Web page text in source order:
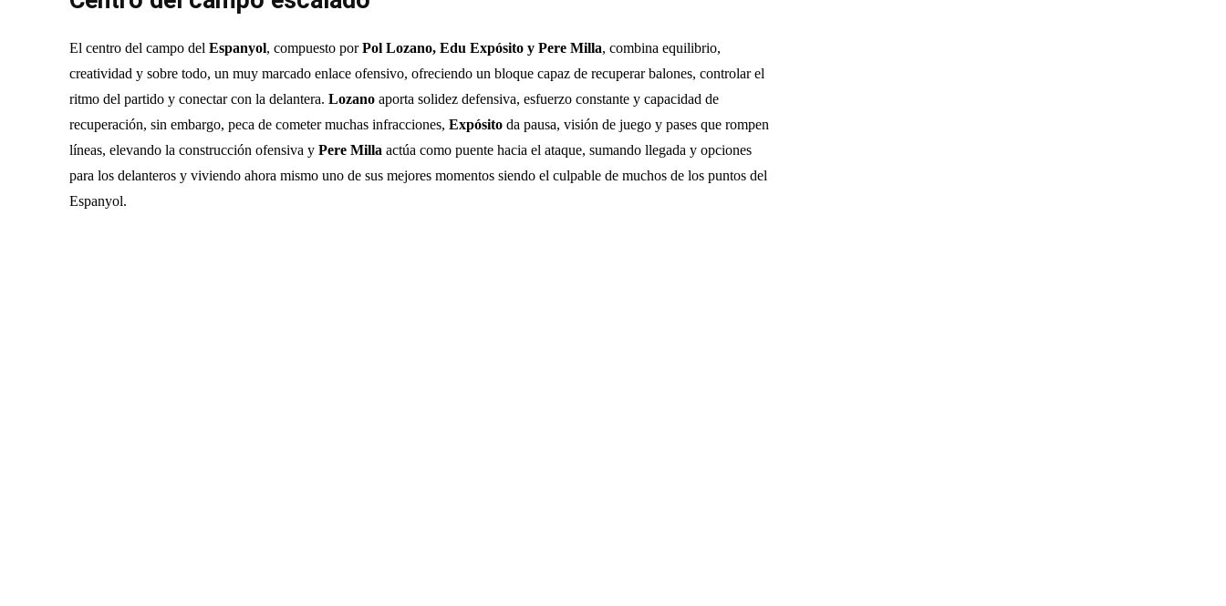
El centro del campo del Espanyol, compuesto porPol Lozano, Edu Expósito y Pere Milla, combina equilibrio,
creatividad y sobre todo, un muy marcado enlace ofensivo, ofreciendo un bloque capaz de recuperar balones, controlar el
ritmo del partido y conectar con la delantera. Lozano aporta solidez defensiva, esfuerzo constante y capacidad de
recuperación, sin embargo, peca de cometer muchas infracciones, Expósito da pausa, visión de juego y pases que rompen
líneas, elevando la construcción ofensiva y Pere Milla actúa como puente hacia el ataque, sumando llegada y opciones
para los delanteros y viviendo ahora mismo uno de sus mejores momentos siendo el culpable de muchos de los puntos del
Espanyol.